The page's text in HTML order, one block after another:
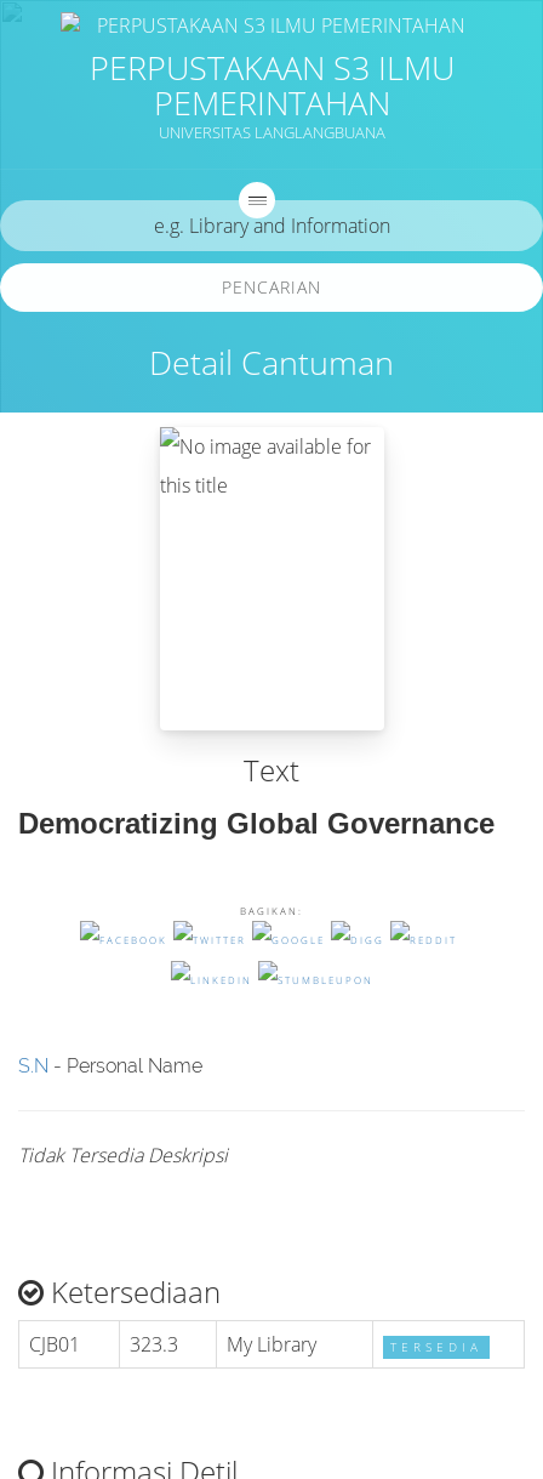
PERPUSTAKAAN S3 ILMU
PEMERINTAHAN
UNIVERSITAS LANGLANGBUANA
Detail Cantuman
PENCARIAN
Text
Democratizing Global Governance
BAGIKAN:
S.N - Personal Name
Tidak Tersedia Deskripsi
Ketersediaan
CJB01 323.3 My Library TERSEDIA
Informasi Detil